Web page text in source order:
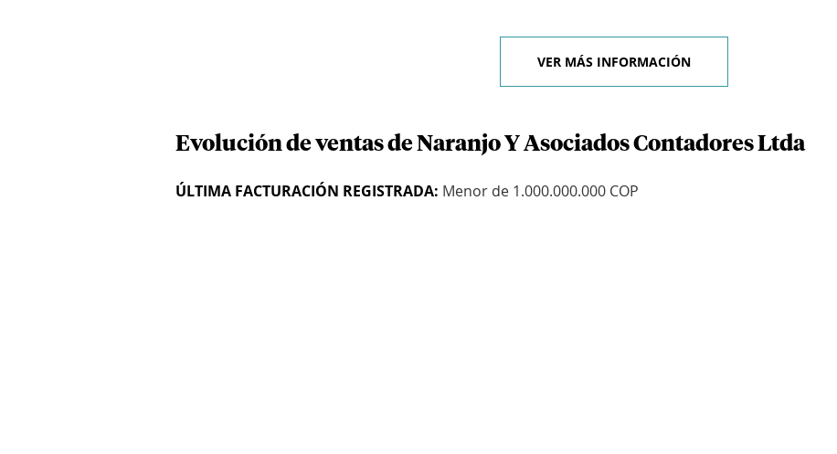
VER MÁS INFORMACIÓN
Evolución de ventas de Naranjo Y Asociados Contadores Ltda
ÚLTIMA FACTURACIÓN REGISTRADA: Menor de 1.000.000.000 COP